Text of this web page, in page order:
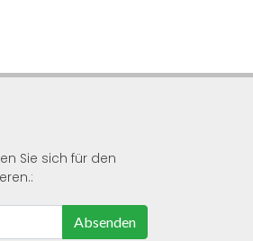
Sie sich für den
Absenden